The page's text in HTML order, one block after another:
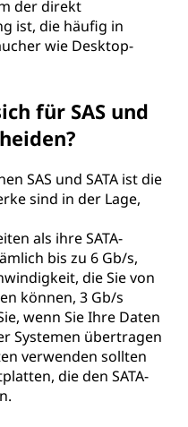
der direkt
ist, die häufig in
wie Desktop-
für SAS und
SAS und SATA ist die
sind in der Lage,
als ihre SATA-
bis zu 6 Gb/s,
die Sie von
können, 3 Gb/s
wenn Sie Ihre Daten
Systemen übertragen
verwenden sollten
die den SATA-